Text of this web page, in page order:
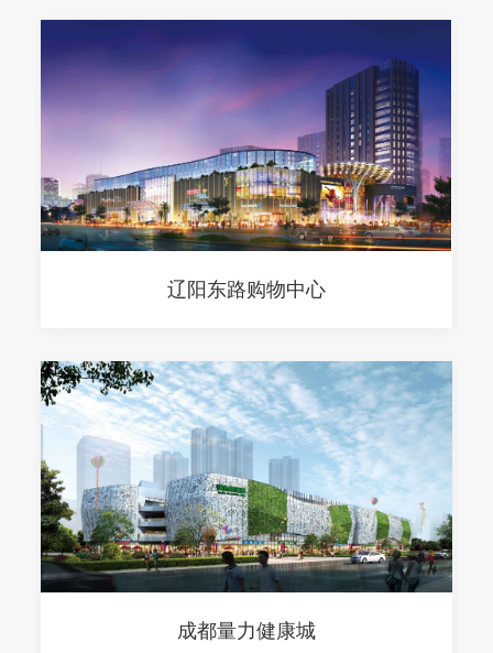
辽阳东路购物中心
成都量力健康城